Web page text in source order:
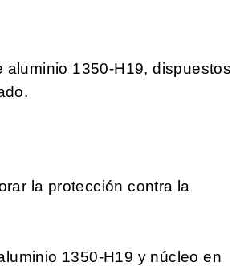
1350-H19, dispuestos
la protección contra la
1350-H19 y núcleo en